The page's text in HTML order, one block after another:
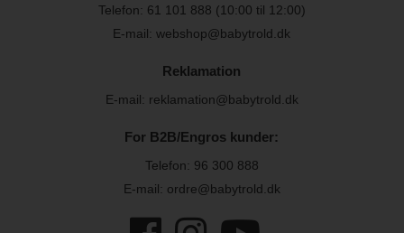
Telefon: 61 101 888 (10:00 til 12:00)
E-mail: webshop@babytrold.dk
Reklamation
E-mail: reklamation@babytrold.dk
For B2B/Engros kunder:
Telefon: 96 300 888
E-mail: ordre@babytrold.dk